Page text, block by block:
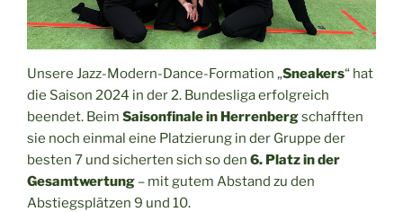
Unsere Jazz-Modern-Dance-Formation „Sneakers“ hat
die Saison 2024 in der 2. Bundesliga erfolgreich
beendet. Beim Saisonfinale in Herrenbergschafften
sie noch einmal eine Platzierung in der Gruppe der
besten 7 und sicherten sich so den 6. Platz in der
Gesamtwertung – mit gutem Abstand zu den
Abstiegsplätzen 9 und 10.